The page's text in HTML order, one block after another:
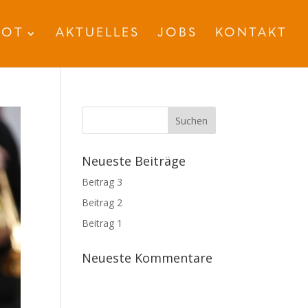
AKTUELLES JOBS KONTAKT
Neueste Beiträge
Beitrag 3
Beitrag 2
Beitrag 1
Neueste Kommentare